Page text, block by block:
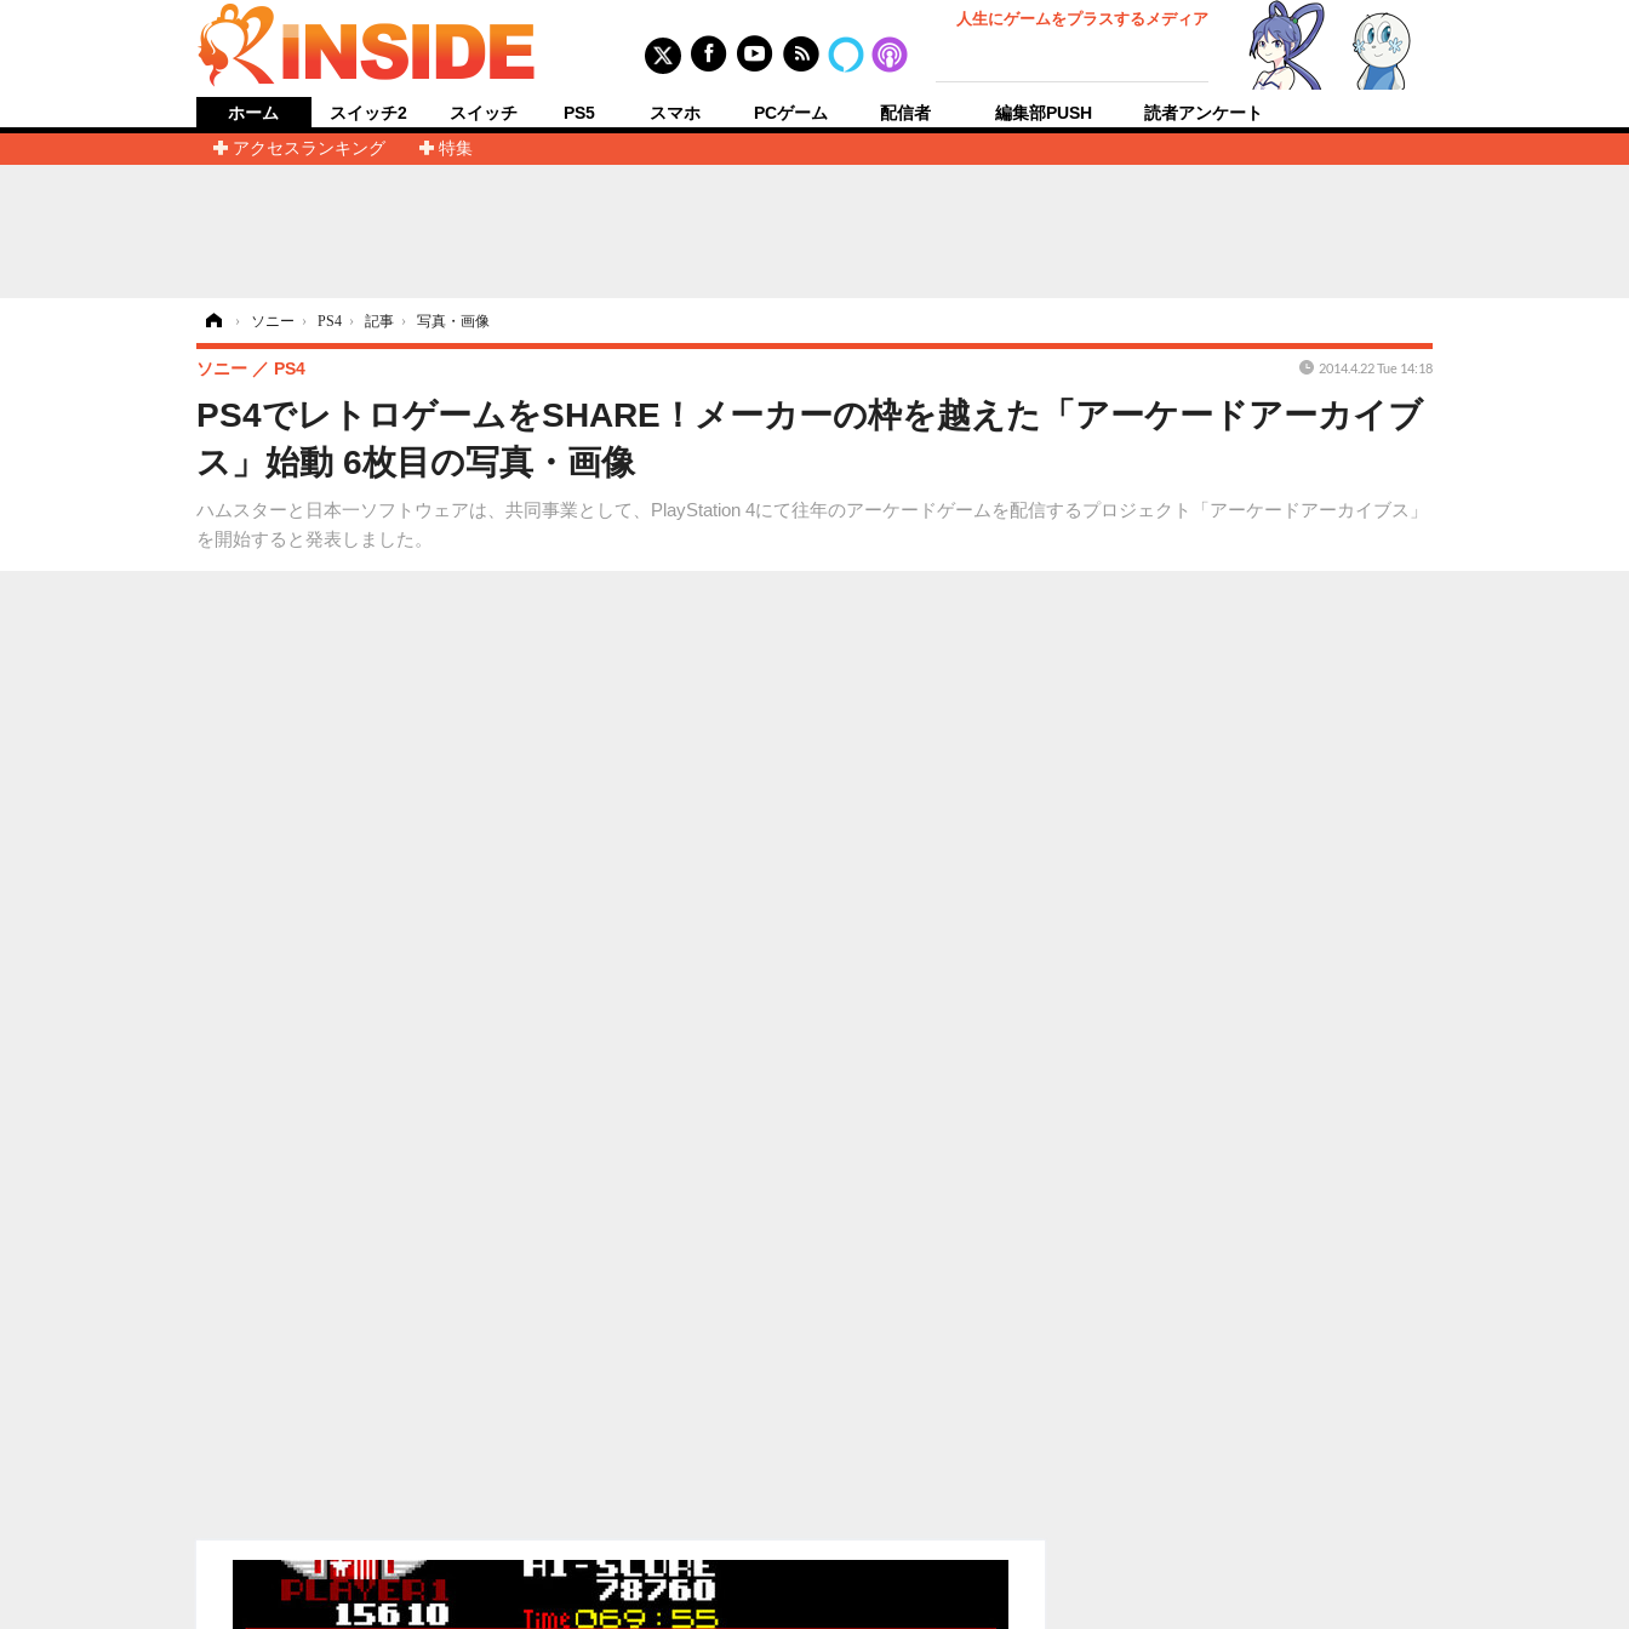
人生にゲームをプラスするメディア
ホーム
アクセスランキング
特集
スイッチ2 スイッチ PS5 スマホ PCゲーム 配信者 編集部PUSH 読者アンケート
› ソニー › PS4 › 記事 › 写真・画像
PS4でレトロゲームをSHARE！メーカーの枠を越えた「アーケードアーカイブ
ス」始動 6枚目の写真・画像
ハムスターと日本一ソフトウェアは、共同事業として、PlayStation 4にて往年のアーケードゲームを配信するプロジェクト「アーケードアーカイブス」
を開始すると発表しました。
ソニー PS4 2014.4.22 Tue 14:18